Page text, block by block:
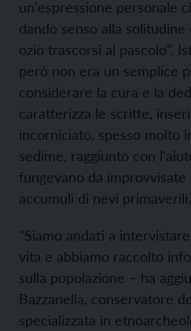
un'espressione personale
dando senso alla
ozio trascorsi al pascolo".
però non era un semplice
considerare la cura e la
caratterizza le scritte,
incorniciato, spesso molto
sedime, raggiunto con
fungevano da improvvisate
accumuli di nevi primaverili.
"Siamo andati a
vita e abbiamo raccolto
sulla popolazione – ha
Bazzanella, conservatore
specializzata in